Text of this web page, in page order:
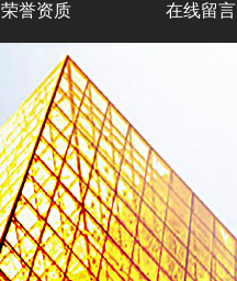
荣誉资质 在线留言